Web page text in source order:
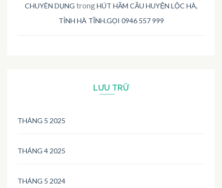
CHUYÊN DỤNG trongHÚT HẦM CẦU HUYỆN LỘC HÀ,
TỈNH HÀ TĨNH.GỌI 0946 557 999
LƯU TRỮ
THÁNG 5 2025
THÁNG 4 2025
THÁNG 5 2024